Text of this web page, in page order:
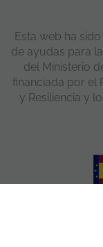
Esta web ha
de ayudas para
del Ministerio
financiada por el
y Resiliencia y